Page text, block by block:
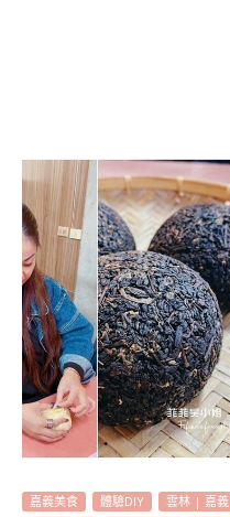
嘉義美食 體驗DIY 雲林 | 嘉義